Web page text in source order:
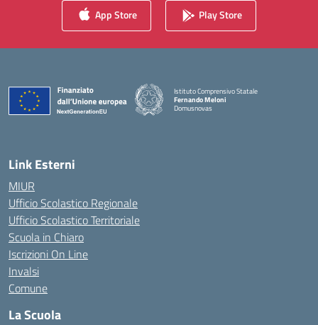
App Store Play Store
Istituto Comprensivo Statale
Fernando Meloni
Domusnovas
Link Esterni
MIUR
Ufficio Scolastico Regionale
Ufficio Scolastico Territoriale
Scuola in Chiaro
Iscrizioni On Line
Invalsi
Comune
La Scuola